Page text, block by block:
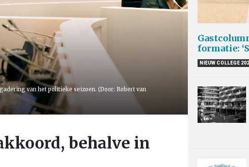
van het politieke seizoen. (Door: Robert van
behalve in
formatie:
NIEUW COLLEGE